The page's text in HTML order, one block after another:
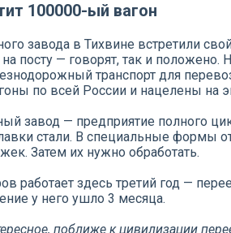
100000-ый вагон
завода в Тихвине встретили
посту — говорят, так и положено.
транспорт для
по всей России и нацелены на
завод — предприятие полного
стали. В специальные формы
Затем их нужно обработать.
работает здесь третий год —
у него ушло 3 месяца.
поближе к цивилизации